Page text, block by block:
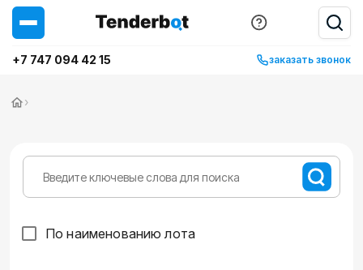
+7 747 094 42 15 заказать звонок
›
По наименованию лота